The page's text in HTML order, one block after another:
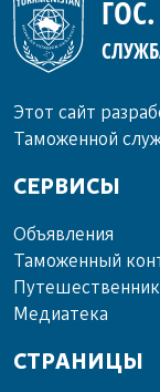
Этот сайт
Таможенной
СЕРВИСЫ
Объ­яв­ле­ния
Та­мо­жен­ный
Ме­диа­те­ка
СТРАНИЦЫ